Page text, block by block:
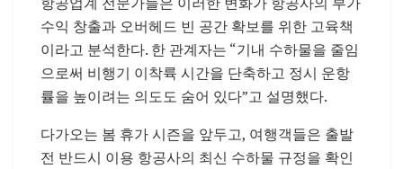
수익 창출과 오버헤드 빈 공간 확보를 위한 고육책
이라고 분석한다. 한 관계자는 “기내 수하물을 줄임
으로써 비행기 이착륙 시간을 단축하고 정시 운항
률을 높이려는 의도도 숨어 있다”고 설명했다.
다가오는 봄 휴가 시즌을 앞두고, 여행객들은 출발
전 반드시 이용 항공사의 최신 수하물 규정을 확인